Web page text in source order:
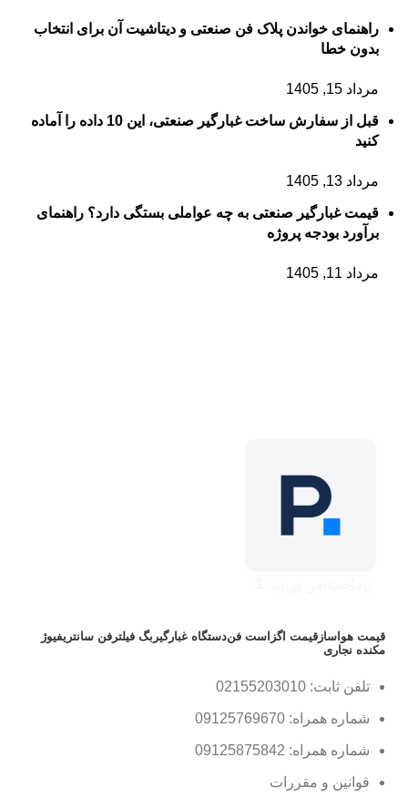
راهنمای خواندن پلاک فن صنعتی و دیتاشیت آن برای انتخاب
بدون خطا
مرداد 15, 1405
قبل از سفارش ساخت غبارگیر صنعتی، این 10 داده را آماده
کنید
مرداد 13, 1405
قیمت غبارگیر صنعتی به چه عواملی بستگی دارد؟ راهنمای
برآورد بودجه پروژه
مرداد 11, 1405
قیمت هواساز قیمت اگزاست فندستگاه غبارگیر بگ فیلتر فن سانتریفیوژ
مکنده نجاری
تلفن ثابت: 02155203010
شماره همراه: 09125769670
شماره همراه: 09125875842
قوانین و مقررات